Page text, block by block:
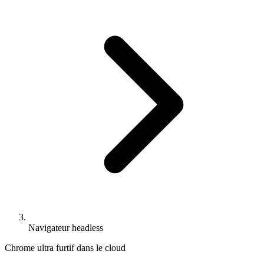
Navigateur headless
Chrome ultra furtif dans le cloud